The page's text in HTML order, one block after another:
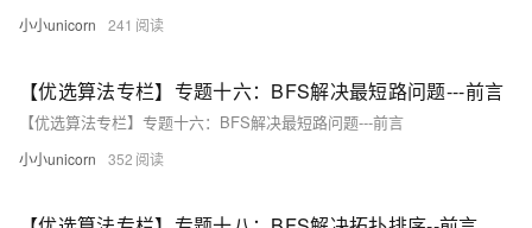
小小unicorn 241
【优选算法专栏】专题十六：BFS解决最短路问题---前言
【优选算法专栏】专题十六：BFS解决最短路问题---前言
小小unicorn 352